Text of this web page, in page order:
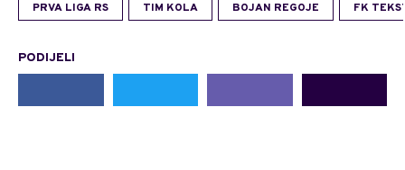
PRVA LIGA RS TIM KOLA BOJAN REGOJE FK
PODIJELI